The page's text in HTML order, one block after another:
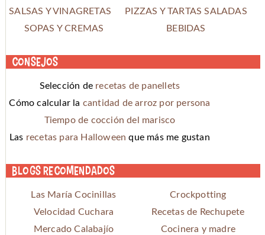
SALSAS Y VINAGRETAS
PIZZAS Y TARTAS SALADAS
SOPAS Y CREMAS
BEBIDAS
Consejos
Selección de recetas de panellets
Cómo calcular la cantidad de arroz por persona
Tiempo de cocción del marisco
Las recetas para Halloween que más me gustan
Blogs recomendados
Las María Cocinillas
Crockpotting
Velocidad Cuchara
Recetas de Rechupete
Mercado Calabajío
Cocinera y madre